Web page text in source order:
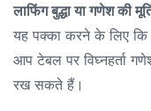
लाफिंग बुद्धा या गणेश की
यह पक्का करने के लिए कि
आप टेबल पर विघ्नहर्ता
रख सकते हैं।